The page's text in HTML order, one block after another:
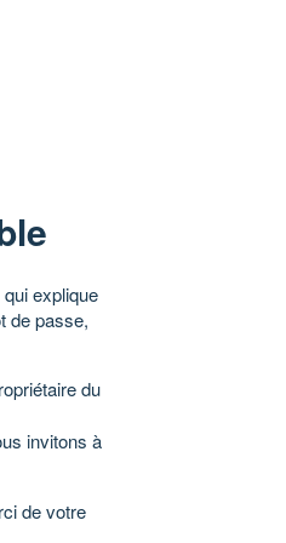
explique
de passe,
du
invitons à
de votre